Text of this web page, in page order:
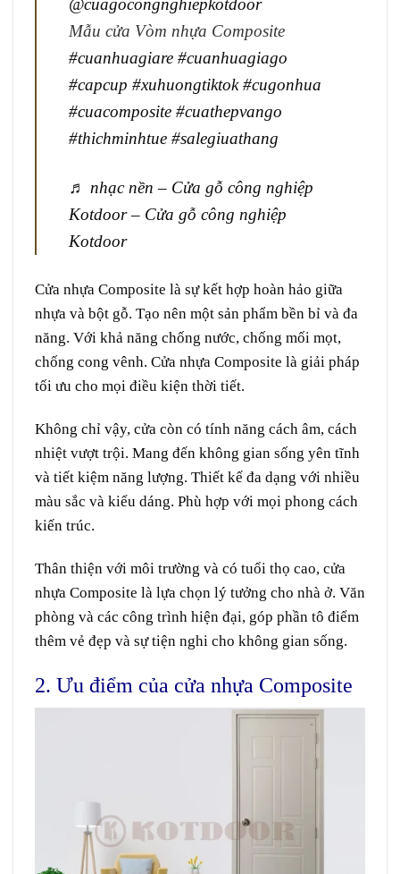
@cuagocongnghiepkotdoor
Mẫu cửa Vòm nhựa Composite
#cuanhuagiare #cuanhuagiago
#capcup #xuhuongtiktok #cugonhua
#cuacomposite #cuathepvango
#thichminhtue #salegiuathang
♬ nhạc nền – Cửa gỗ công nghiệp
Kotdoor – Cửa gỗ công nghiệp
Kotdoor
Cửa nhựa Composite là sự kết hợp hoàn hảo giữa
nhựa và bột gỗ. Tạo nên một sản phẩm bền bỉ và đa
năng. Với khả năng chống nước, chống mối mọt,
chống cong vênh. Cửa nhựa Composite là giải pháp
tối ưu cho mọi điều kiện thời tiết.
Không chỉ vậy, cửa còn có tính năng cách âm, cách
nhiệt vượt trội. Mang đến không gian sống yên tĩnh
và tiết kiệm năng lượng. Thiết kế đa dạng với nhiều
màu sắc và kiểu dáng. Phù hợp với mọi phong cách
kiến trúc.
Thân thiện với môi trường và có tuổi thọ cao, cửa
nhựa Composite là lựa chọn lý tưởng cho nhà ở. Văn
phòng và các công trình hiện đại, góp phần tô điểm
thêm vẻ đẹp và sự tiện nghi cho không gian sống.
2. Ưu điểm của cửa nhựa Composite